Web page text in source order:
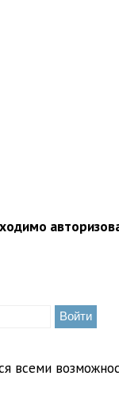
всеми